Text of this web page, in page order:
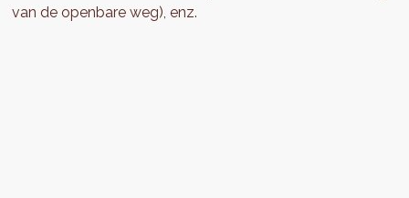
van de openbare weg), enz.